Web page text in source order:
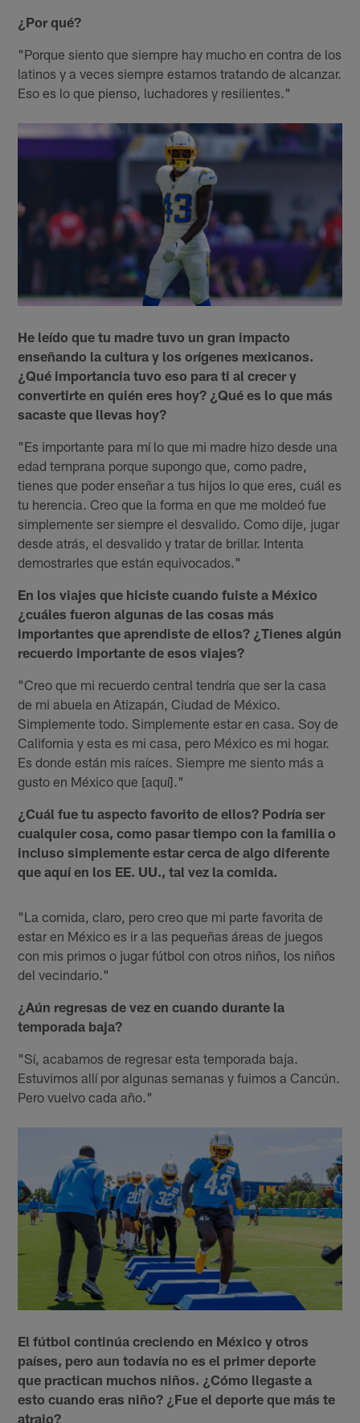
¿Por qué?
"Porque siento que siempre hay mucho en contra de los
latinos y a veces siempre estamos tratando de alcanzar.
Eso es lo que pienso, luchadores y resilientes."
He leído que tu madre tuvo un gran impacto
enseñando la cultura y los orígenes mexicanos.
¿Qué importancia tuvo eso para ti al crecer y
convertirte en quién eres hoy? ¿Qué es lo que más
sacaste que llevas hoy?
"Es importante para mí lo que mi madre hizo desde una
edad temprana porque supongo que, como padre,
tienes que poder enseñar a tus hijos lo que eres, cuál es
tu herencia. Creo que la forma en que me moldeó fue
simplemente ser siempre el desvalido. Como dije, jugar
desde atrás, el desvalido y tratar de brillar. Intenta
demostrarles que están equivocados."
En los viajes que hiciste cuando fuiste a México
¿cuáles fueron algunas de las cosas más
importantes que aprendiste de ellos? ¿Tienes algún
recuerdo importante de esos viajes?
"Creo que mi recuerdo central tendría que ser la casa
de mi abuela en Atizapán, Ciudad de México.
Simplemente todo. Simplemente estar en casa. Soy de
California y esta es mi casa, pero México es mi hogar.
Es donde están mis raíces. Siempre me siento más a
gusto en México que [aquí]."
¿Cuál fue tu aspecto favorito de ellos? Podría ser
cualquier cosa, como pasar tiempo con la familia o
incluso simplemente estar cerca de algo diferente
que aquí en los EE. UU., tal vez la comida.
"La comida, claro, pero creo que mi parte favorita de
estar en México es ir a las pequeñas áreas de juegos
con mis primos o jugar fútbol con otros niños, los niños
del vecindario."
¿Aún regresas de vez en cuando durante la
temporada baja?
"Sí, acabamos de regresar esta temporada baja.
Estuvimos allí por algunas semanas y fuimos a Cancún.
Pero vuelvo cada año."
El fútbol continúa creciendo en México y otros
países, pero aun todavía no es el primer deporte
que practican muchos niños. ¿Cómo llegaste a
esto cuando eras niño? ¿Fue el deporte que más te
atrajo?